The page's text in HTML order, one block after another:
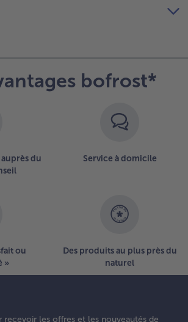
bofrost*
du
Service à domicile
ou
»
Des produits au plus près du
naturel
recevoir les offres et les nouveautés de